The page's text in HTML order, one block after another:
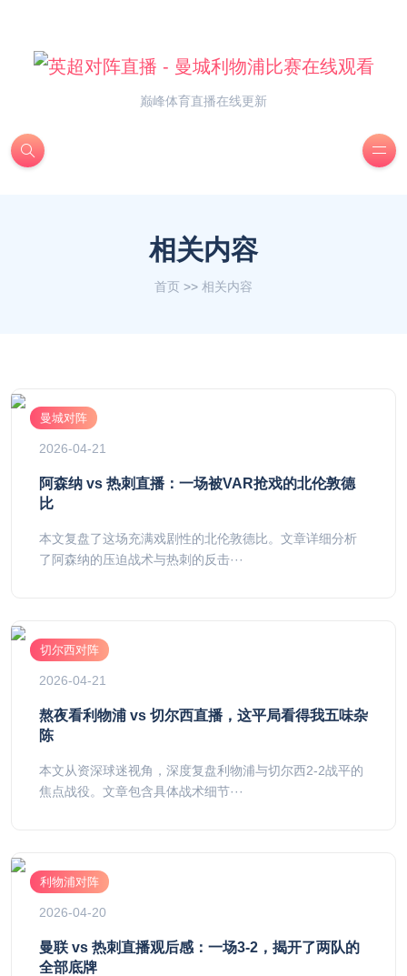
巅峰体育直播在线更新
相关内容
首页 >> 相关内容
曼城对阵
2026-04-21
阿森纳 vs 热刺直播：一场被VAR抢戏的北伦敦德
比
本文复盘了这场充满戏剧性的北伦敦德比。文章详细分析
了阿森纳的压迫战术与热刺的反击···
切尔西对阵
2026-04-21
熬夜看利物浦 vs 切尔西直播，这平局看得我五味杂
陈
本文从资深球迷视角，深度复盘利物浦与切尔西2-2战平的
焦点战役。文章包含具体战术细节···
利物浦对阵
2026-04-20
曼联 vs 热刺直播观后感：一场3-2，揭开了两队的
全部底牌